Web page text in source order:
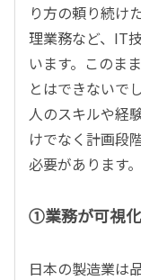
り方の頼り続け
理業務など、IT
います。このま
とはできないで
人のスキルや経
けでなく計画段
必要があります。
①業務が可視
日本の製造業は